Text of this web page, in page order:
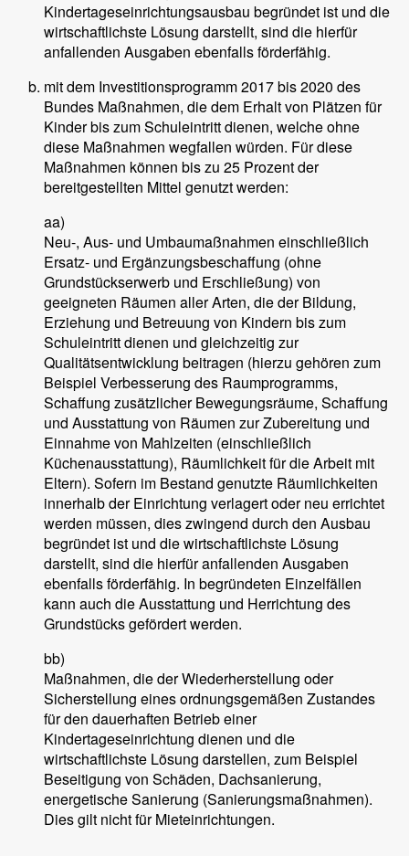
Kindertageseinrichtungsausbau begründet ist und die
wirtschaftlichste Lösung darstellt, sind die hierfür
anfallenden Ausgaben ebenfalls förderfähig.
mit dem Investitionsprogramm 2017 bis 2020 des
Bundes Maßnahmen, die dem Erhalt von Plätzen für
Kinder bis zum Schuleintritt dienen, welche ohne
diese Maßnahmen wegfallen würden. Für diese
Maßnahmen können bis zu 25 Prozent der
bereitgestellten Mittel genutzt werden:
aa)
Neu-, Aus- und Umbaumaßnahmen einschließlich
Ersatz- und Ergänzungsbeschaffung (ohne
Grundstückserwerb und Erschließung) von
geeigneten Räumen aller Arten, die der Bildung,
Erziehung und Betreuung von Kindern bis zum
Schuleintritt dienen und gleichzeitig zur
Qualitätsentwicklung beitragen (hierzu gehören zum
Beispiel Verbesserung des Raumprogramms,
Schaffung zusätzlicher Bewegungsräume, Schaffung
und Ausstattung von Räumen zur Zubereitung und
Einnahme von Mahlzeiten (einschließlich
Küchenausstattung), Räumlichkeit für die Arbeit mit
Eltern). Sofern im Bestand genutzte Räumlichkeiten
innerhalb der Einrichtung verlagert oder neu errichtet
werden müssen, dies zwingend durch den Ausbau
begründet ist und die wirtschaftlichste Lösung
darstellt, sind die hierfür anfallenden Ausgaben
ebenfalls förderfähig. In begründeten Einzelfällen
kann auch die Ausstattung und Herrichtung des
Grundstücks gefördert werden.
bb)
Maßnahmen, die der Wiederherstellung oder
Sicherstellung eines ordnungsgemäßen Zustandes
für den dauerhaften Betrieb einer
Kindertageseinrichtung dienen und die
wirtschaftlichste Lösung darstellen, zum Beispiel
Beseitigung von Schäden, Dachsanierung,
energetische Sanierung (Sanierungsmaßnahmen).
Dies gilt nicht für Mieteinrichtungen.